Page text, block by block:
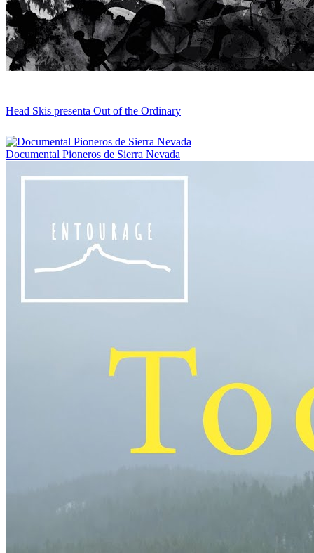
Head Skis presenta Out of the Ordinary
Documental Pioneros de Sierra Nevada